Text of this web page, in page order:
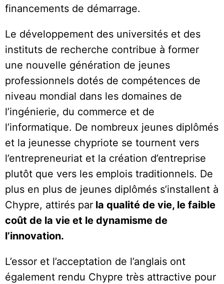
financements de démarrage.
Le développement des universités et des
instituts de recherche contribue à former
une nouvelle génération de jeunes
professionnels dotés de compétences de
niveau mondial dans les domaines de
l’ingénierie, du commerce et de
l’informatique. De nombreux jeunes diplômés
et la jeunesse chypriote se tournent vers
l’entrepreneuriat et la création d’entreprise
plutôt que vers les emplois traditionnels. De
plus en plus de jeunes diplômés s’installent à
Chypre, attirés par la qualité de vie, le faible
coût de la vie et le dynamisme de
l’innovation.
L’essor et l’acceptation de l’anglais ont
également rendu Chypre très attractive pour